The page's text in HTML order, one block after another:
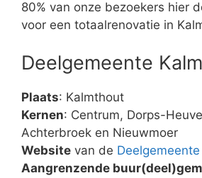
80% van onze bezoekers hier
voor een totaalrenovatie in
Deelgemeente
Plaats: Kalmthout
Kernen: Centrum, Dorps-
Achterbroek en Nieuwmoer
Website van de
Aangrenzende